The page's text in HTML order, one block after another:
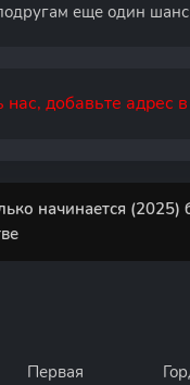
еще один шанс
добавьте адрес
начинается
Первая